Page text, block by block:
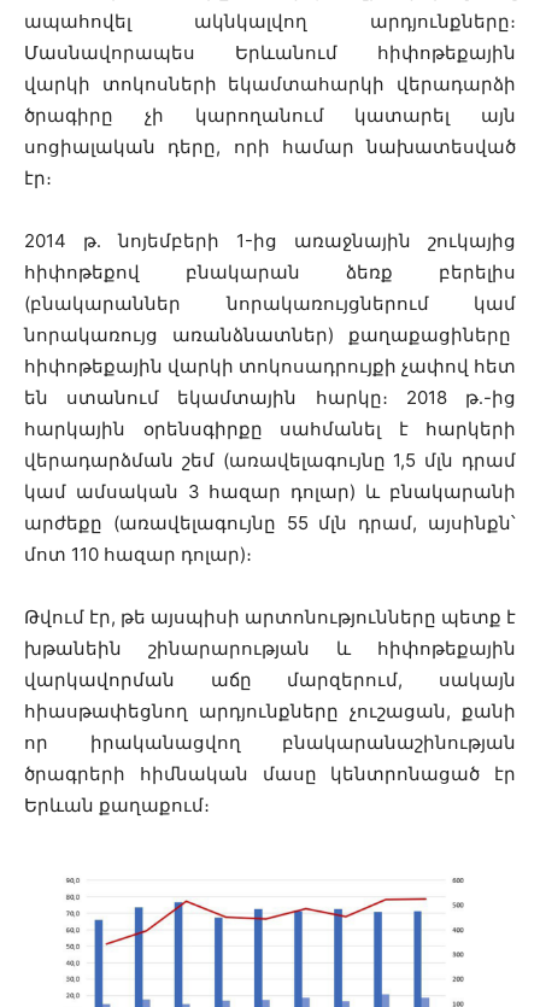
ապահովել ակնկալվող արդյունքները։
Մասնավորապես Երևանում հիփոթեքային
վարկի տոկոսների եկամտահարկի վերադարձի
ծրագիրը չի կարողանում կատարել այն
սոցիալական դերը, որի համար նախատեսված
էր։
2014 թ․ նոյեմբերի 1-ից առաջնային շուկայից
հիփոթեքով բնակարան ձեռք բերելիս
(բնակարաններ նորակառույցներում կամ
նորակառույց առանձնատներ) քաղաքացիները
հիփոթեքային վարկի տոկոսադրույքի չափով հետ
են ստանում եկամտային հարկը։ 2018 թ․-ից
հարկային օրենսգիրքը սահմանել է հարկերի
վերադարձման շեմ (առավելագույնը 1,5 մլն դրամ
կամ ամսական 3 հազար դոլար) և բնակարանի
արժեքը (առավելագույնը 55 մլն դրամ, այսինքն՝
մոտ 110 հազար դոլար)։
Թվում էր, թե այսպիսի արտոնությունները պետք է
խթանեին շինարարության և հիփոթեքային
վարկավորման աճը մարզերում, սակայն
հիասթափեցնող արդյունքները չուշացան, քանի
որ իրականացվող բնակարանաշինության
ծրագրերի հիմնական մասը կենտրոնացած էր
Երևան քաղաքում։